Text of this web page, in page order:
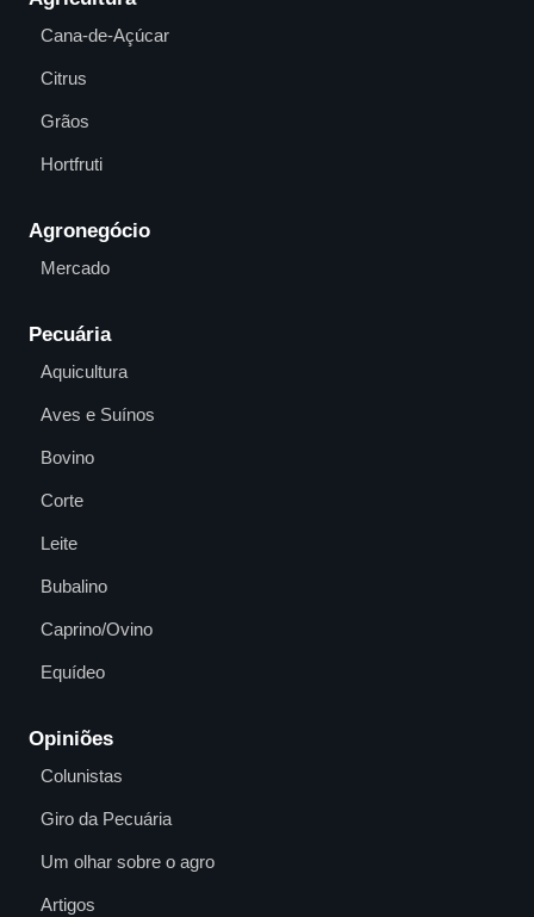
Cana-de-Açúcar
Citrus
Grãos
Hortfruti
Agronegócio
Mercado
Pecuária
Aquicultura
Aves e Suínos
Bovino
Corte
Leite
Bubalino
Caprino/Ovino
Equídeo
Opiniões
Colunistas
Giro da Pecuária
Um olhar sobre o agro
Artigos